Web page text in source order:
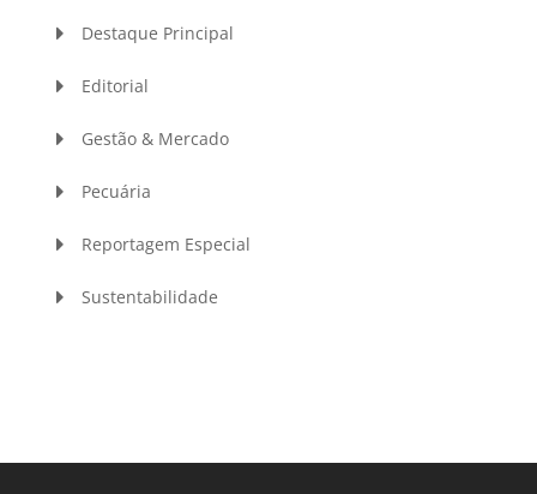
Destaque Principal
Editorial
Gestão & Mercado
Pecuária
Reportagem Especial
Sustentabilidade